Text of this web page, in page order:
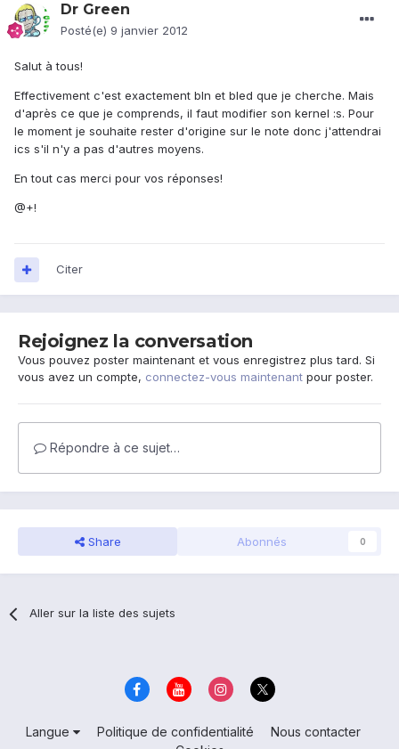
Dr Green
Posté(e) 9 janvier 2012
Salut à tous!
Effectivement c'est exactement bln et bled que je cherche. Mais
d'après ce que je comprends, il faut modifier son kernel :s. Pour
le moment je souhaite rester d'origine sur le note donc j'attendrai
ics s'il n'y a pas d'autres moyens.
En tout cas merci pour vos réponses!
@+!
Citer
Rejoignez la conversation
Vous pouvez poster maintenant et vous enregistrez plus tard. Si
vous avez un compte, connectez-vous maintenant pour poster.
Répondre à ce sujet…
Share Abonnés 0
Aller sur la liste des sujets
Langue Politique de confidentialité
Nous contacter